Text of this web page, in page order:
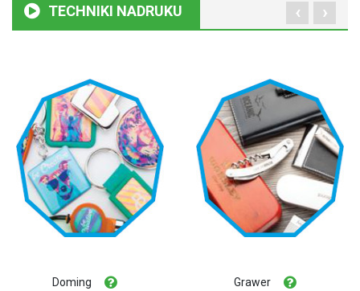
TECHNIKI NADRUKU
Doming Grawer
‹ ›